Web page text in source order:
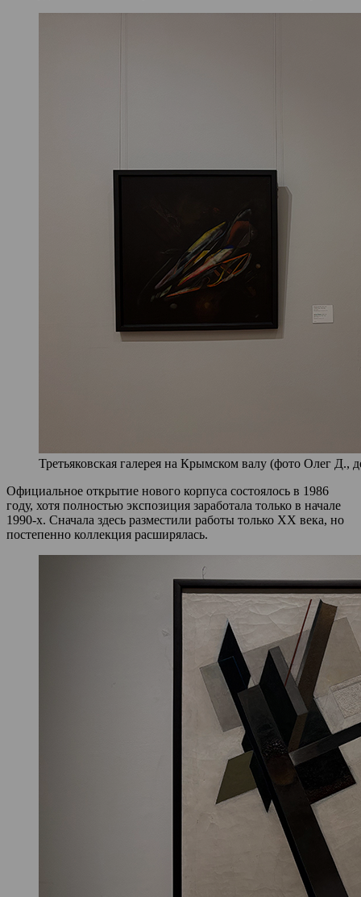
Третьяковская галерея на Крымском валу (фото Олег Д.,
Официальное открытие нового корпуса состоялось в 1986
году, хотя полностью экспозиция заработала только в начале
1990-х. Сначала здесь разместили работы только XX века, но
постепенно коллекция расширялась.